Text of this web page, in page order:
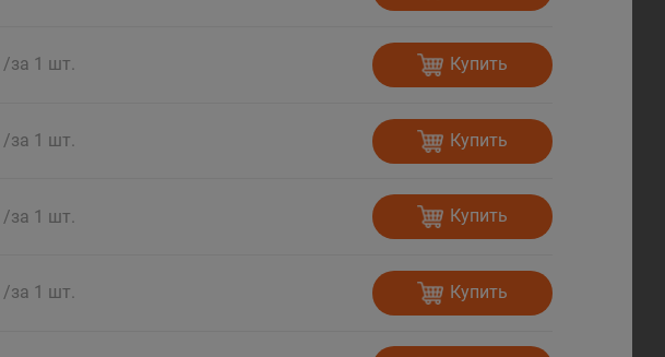
/за 1 шт. Купить
/за 1 шт. Купить
/за 1 шт. Купить
/за 1 шт. Купить